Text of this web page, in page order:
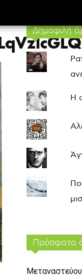
Δημοφιλή
Η
Πρόσφατα